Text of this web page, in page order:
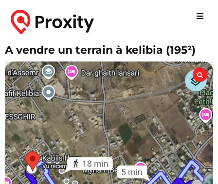
A vendre un terrain à kelibia (195²)